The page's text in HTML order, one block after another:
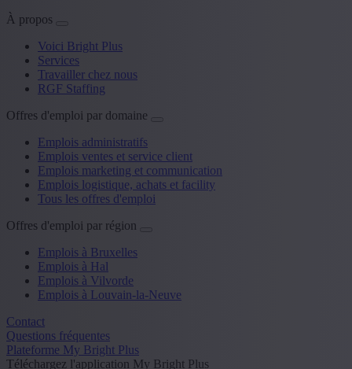
À propos
Voici Bright Plus
Services
Travailler chez nous
RGF Staffing
Offres d'emploi par domaine
Emplois administratifs
Emplois ventes et service client
Emplois marketing et communication
Emplois logistique, achats et facility
Tous les offres d'emploi
Offres d'emploi par région
Emplois à Bruxelles
Emplois à Hal
Emplois à Vilvorde
Emplois à Louvain-la-Neuve
Contact
Questions fréquentes
Plateforme My Bright Plus
Téléchargez l'application My Bright Plus